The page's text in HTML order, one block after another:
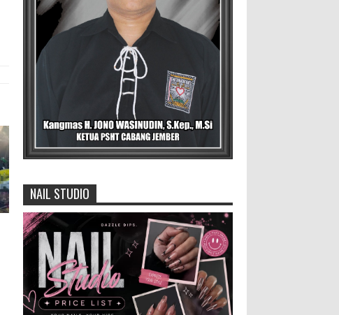
‎BLORA – Wakil Bupati Blora Hj.
Sri Setyorini menghadiri Rapat Anggota
Tahunan (RAT) Kelompok Tani Hutan (KTH)
Masjid Baitur Mulyo yang dig...
Pemilik Lahan Safi'i Dilaporkan
Pencurian dan Pengrusakan
Didampingi Kuasa Hukum Safi'i
Datangi Polres Jember
MEMOPOS.vo.id, Jember - Safi'i (76) warga
Generasi Kedua Pertahankan Grup
Keroncong Agar Tetap Eksis
Grup Keroncong Setia Kawan dari
Jember, ikut memeriahkan
panggung JFC Exhibition di Alun-Alun Jember
beberapa waktu lalu. MEMOPOS.co.id, Jem...
NAIL STUDIO